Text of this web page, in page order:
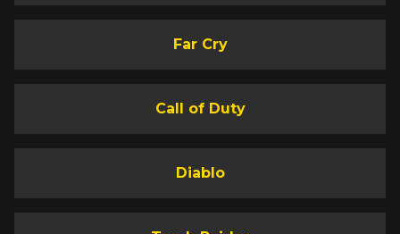
Far Cry
Call of Duty
Diablo